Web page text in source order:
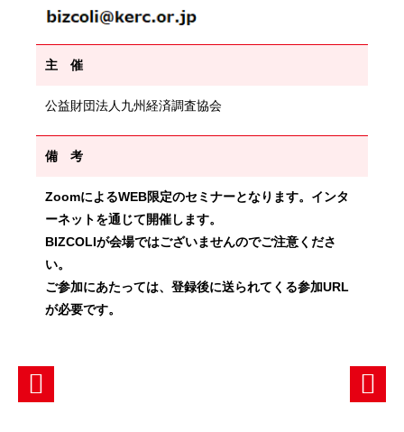
主 催
公益財団法人九州経済調査協会
備 考
ZoomによるWEB限定のセミナーとなります。インタ
ーネットを通じて開催します。
BIZCOLIが会場ではございませんのでご注意くださ
い。
ご参加にあたっては、登録後に送られてくる参加URL
が必要です。